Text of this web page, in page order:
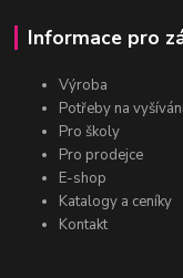
Informace pro
Výroba
Potřeby na
Pro školy
Pro prodejce
E-shop
Katalogy a ceníky
Kontakt